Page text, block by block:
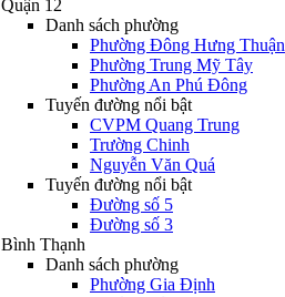
Quận 12
Danh sách phường
Phường Đông Hưng Thuận
Phường Trung Mỹ Tây
Phường An Phú Đông
Tuyến đường nổi bật
CVPM Quang Trung
Trường Chinh
Nguyễn Văn Quá
Tuyến đường nổi bật
Đường số 5
Đường số 3
Bình Thạnh
Danh sách phường
Phường Gia Định